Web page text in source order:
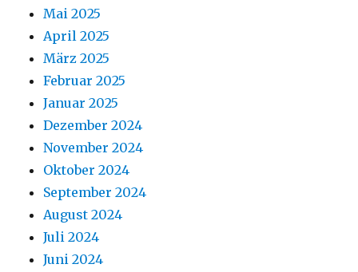
Mai 2025
April 2025
März 2025
Februar 2025
Januar 2025
Dezember 2024
November 2024
Oktober 2024
September 2024
August 2024
Juli 2024
Juni 2024